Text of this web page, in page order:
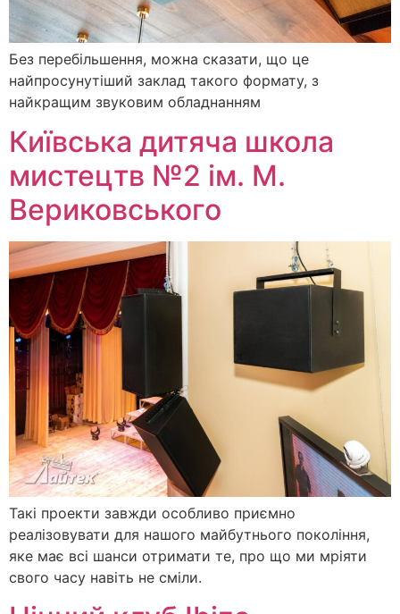
Без перебільшення, можна сказати, що це
найпросунутіший заклад такого формату, з
найкращим звуковим обладнанням
Київська дитяча школа
мистецтв №2 ім. М.
Вериковського
Такі проекти завжди особливо приємно
реалізовувати для нашого майбутнього покоління,
яке має всі шанси отримати те, про що ми мріяти
свого часу навіть не сміли.